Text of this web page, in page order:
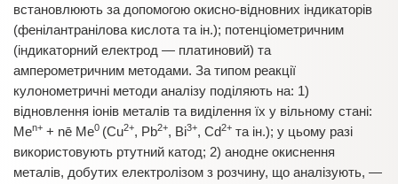
встановлюють за допомогою окисно-відновних індикаторів
(фенілантранілова кислота та ін.); потенціометричним
(індикаторний електрод — платиновий) та
амперометричним методами. За типом реакції
кулонометричні методи аналізу поділяють на: 1)
відновлення іонів металів та виділення їх у вільному стані:
Men+ + nē Me0 (Cu2+, Pb2+, Bi3+, Cd2+ та ін.); у цьому разі
використовують ртутний катод; 2) анодне окиснення
металів, добутих електролізом з розчину, що аналізують, —